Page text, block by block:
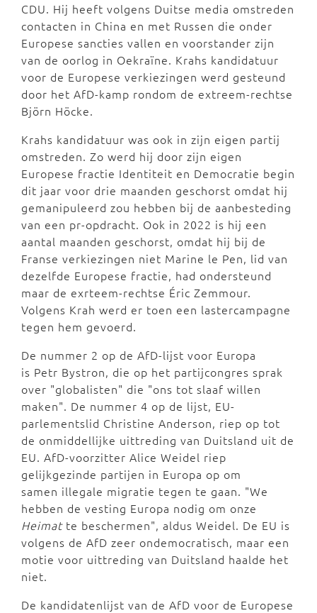
CDU. Hij heeft volgens Duitse media omstreden
contacten in China en met Russen die onder
Europese sancties vallen en voorstander zijn
van de oorlog in Oekraïne. Krahs kandidatuur
voor de Europese verkiezingen werd gesteund
door het AfD-kamp rondom de extreem-rechtse
Björn Höcke.
Krahs kandidatuur was ook in zijn eigen partij
omstreden. Zo werd hij door zijn eigen
Europese fractie Identiteit en Democratie begin
dit jaar voor drie maanden geschorst omdat hij
gemanipuleerd zou hebben bij de aanbesteding
van een pr-opdracht. Ook in 2022 is hij een
aantal maanden geschorst, omdat hij bij de
Franse verkiezingen niet Marine le Pen, lid van
dezelfde Europese fractie, had ondersteund
maar de exrteem-rechtse Éric Zemmour.
Volgens Krah werd er toen een lastercampagne
tegen hem gevoerd.
De nummer 2 op de AfD-lijst voor Europa
is Petr Bystron, die op het partijcongres sprak
over "globalisten" die "ons tot slaaf willen
maken". De nummer 4 op de lijst, EU-
parlementslid Christine Anderson, riep op tot
de onmiddellijke uittreding van Duitsland uit de
EU. AfD-voorzitter Alice Weidel riep
gelijkgezinde partijen in Europa op om
samen illegale migratie tegen te gaan. "We
hebben de vesting Europa nodig om onze
Heimatte beschermen", aldus Weidel. De EU is
volgens de AfD zeer ondemocratisch, maar een
motie voor uittreding van Duitsland haalde het
niet.
De kandidatenlijst van de AfD voor de Europese